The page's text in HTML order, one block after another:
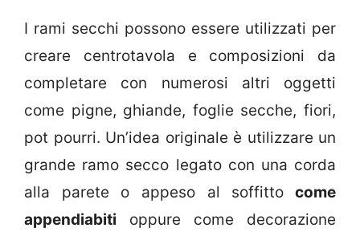
I rami secchi possono essere utilizzati per
creare centrotavola e composizioni da
completare con numerosi altri oggetti
come pigne, ghiande, foglie secche, fiori,
pot pourri. Un’idea originale è utilizzare un
grande ramo secco legato con una corda
alla parete o appeso al soffitto come
appendiabiti oppure come decorazione